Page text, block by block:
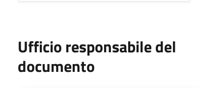
Ufficio responsabile del
documento